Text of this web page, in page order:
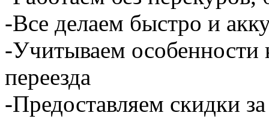
-Все делаем быстро и
-Учитываем особенности
переезда
-Предоставляем скидки